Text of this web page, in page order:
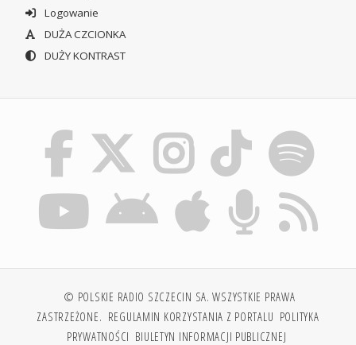
Logowanie
DUŻA CZCIONKA
DUŻY KONTRAST
© POLSKIE RADIO SZCZECIN SA. WSZYSTKIE PRAWA
ZASTRZEŻONE. REGULAMIN KORZYSTANIA Z PORTALU POLITYKA
PRYWATNOŚCI BIULETYN INFORMACJI PUBLICZNEJ